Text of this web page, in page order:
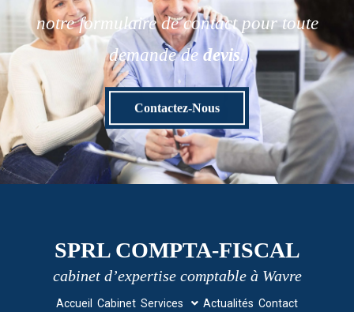
notre formulaire de contact pour toute
demande de devis.
Contactez-Nous
SPRL COMPTA-FISCAL
cabinet d’expertise comptable à Wavre
Accueil Cabinet Services Actualités Contact